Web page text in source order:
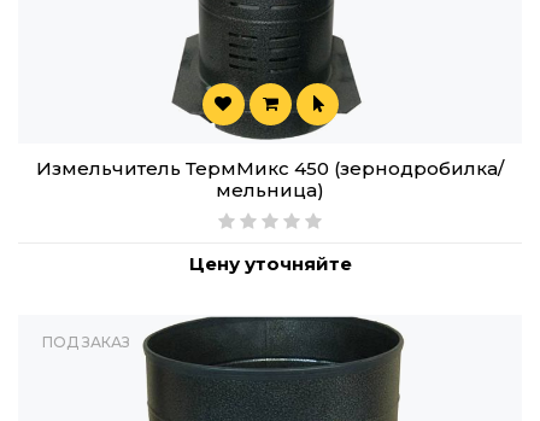
Измельчитель ТермМикс 450 (зернодробилка/
мельница)
Цену уточняйте
ПОД ЗАКАЗ